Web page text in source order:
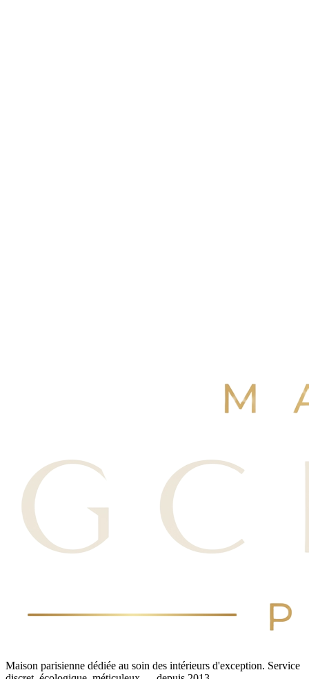
Maison parisienne dédiée au soin des intérieurs d'exception. Service